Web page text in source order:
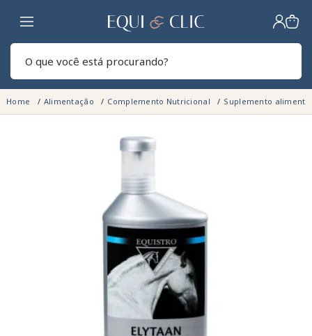
Lar
Home Alimentação Complemento Nutricional Suplemento